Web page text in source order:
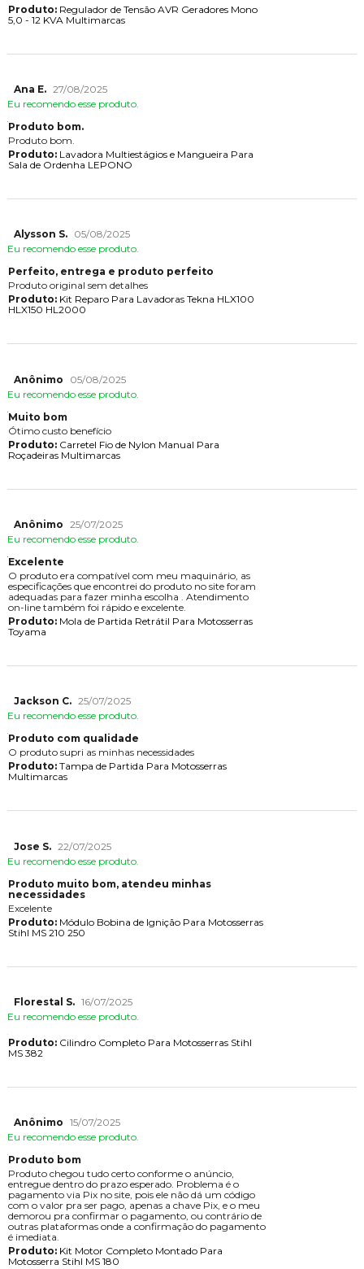
Produto:Regulador de Tensão AVR Geradores Mono
5,0 - 12 KVA Multimarcas
Ana E. 27/08/2025
Eu recomendo esse produto.
Produto bom.
Produto bom.
Produto:Lavadora Multiestágios e Mangueira Para
Sala de Ordenha LEPONO
Alysson S.
05/08/2025
Eu recomendo esse produto.
Perfeito, entrega e produto perfeito
Produto original sem detalhes
Produto:Kit Reparo Para Lavadoras Tekna HLX100
HLX150 HL2000
Anônimo
05/08/2025
Eu recomendo esse produto.
Muito bom
Ótimo custo benefício
Produto:Carretel Fio de Nylon Manual Para
Roçadeiras Multimarcas
Anônimo 25/07/2025
Eu recomendo esse produto.
Excelente
O produto era compatível com meu maquinário, as
especificações que encontrei do produto no site foram
adequadas para fazer minha escolha . Atendimento
on-line também foi rápido e excelente.
Produto:Mola de Partida Retrátil Para Motosserras
Toyama
Jackson C. 25/07/2025
Eu recomendo esse produto.
Produto com qualidade
O produto supri as minhas necessidades
Produto:Tampa de Partida Para Motosserras
Multimarcas
Jose S. 22/07/2025
Eu recomendo esse produto.
Produto muito bom, atendeu minhas
necessidades
Excelente
Produto:Módulo Bobina de Ignição Para Motosserras
Stihl MS 210 250
Florestal S. 16/07/2025
Eu recomendo esse produto.
Produto:Cilindro Completo Para Motosserras Stihl
MS 382
Anônimo 15/07/2025
Eu recomendo esse produto.
Produto bom
Produto chegou tudo certo conforme o anúncio,
entregue dentro do prazo esperado. Problema é o
pagamento via Pix no site, pois ele não dá um código
com o valor pra ser pago, apenas a chave Pix, e o meu
demorou pra confirmar o pagamento, ou contrário de
outras plataformas onde a confirmação do pagamento
é imediata.
Produto:Kit Motor Completo Montado Para
Motosserra Stihl MS 180